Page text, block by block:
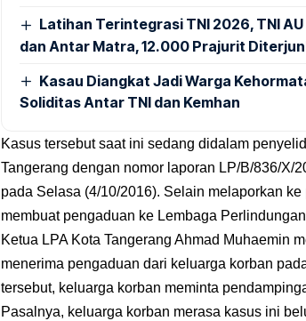
Latihan Terintegrasi TNI 2026, TNI
dan Antar Matra, 12.000 Prajurit
Kasau Diangkat Jadi Warga
Soliditas Antar TNI dan Kemhan
Kasus tersebut saat ini sedang didalam
Tangerang dengan nomor laporan LP/B/836/X/
pada Selasa (4/10/2016). Selain melaporkan
membuat pengaduan ke Lembaga
Ketua LPA Kota Tangerang Ahmad Muhaemin
menerima pengaduan dari keluarga korban
tersebut, keluarga korban meminta
Pasalnya, keluarga korban merasa kasus ini